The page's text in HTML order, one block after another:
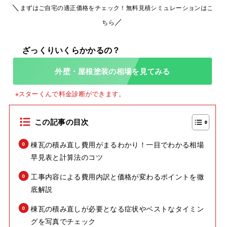
＼ まずはご自宅の適正価格をチェック！無料見積シミュレーションはこ
ちら ／
外壁・屋根塗装の相場を見てみる
この記事の目次
棟瓦の積み直し費用がまるわかり！一目でわかる相場
早見表と計算法のコツ
工事内容による費用内訳と価格が変わるポイントを徹
底解説
棟瓦の積み直しが必要となる症状やベストなタイミン
グを写真でチェック